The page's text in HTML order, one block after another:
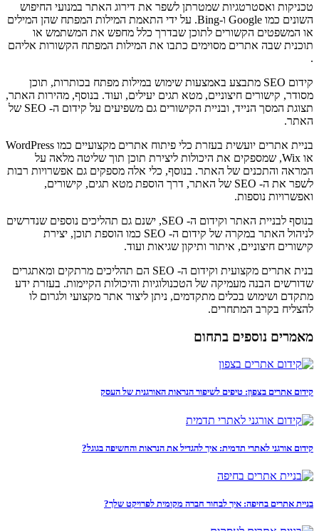
טכניקות ואסטרטגיות שמטרתן לשפר את דירוג האתר במנועי החיפוש
השונים כמו Google ו-Bing. על ידי התאמת המילות המפתח שהן המילים
או המשפטים הקשורים לתוכן שבדרך כלל מחפש את המשתמש או
תוכנית שבה אתרים מסוימים כתבו את המילות המפתח הקשורות אליהם
.
קידום SEO מתבצע באמצעות שימוש במילות מפתח בכותרות, תוכן
מסודר, קישורים חיצוניים, מטא תגים יעילים, ועוד. בנוסף, מהירות האתר,
תצוגת המסך הנייד, ובניית הקישורים גם משפיעים על קידום ה- SEO של
האתר.
בניית אתרים יועשית בעזרת כלי פיתוח אתרים מקצועיים כמו WordPress
או Wix, שמספקים את היכולות ליצירת תוכן תוך שליטה מלאה על
המראה והתכנים של האתר. בנוסף, כלי אלה מספקים גם אפשרויות רבות
לשפר את ה- SEO של האתר, דרך הוספת מטא תגים, קישורים,
ואפשרויות נוספות.
בנוסף לבניית האתר וקידום ה- SEO, ישנם גם תהליכים נוספים שנדרשים
לניהול האתר במקרה של קידום ה- SEO כמו הוספת תוכן, יצירת
קישורים חיצוניים, איתור ותיקון שגיאות ועוד.
בנית אתרים מקצועית וקידום ה- SEO הם תהליכים מרתקים ומאתגרים
שדורשים הבנה מעמיקה של הטכנולוגיות והיכולות הקיימות. בעזרת ידע
מתקדם ושימוש בכלים מתקדמים, ניתן ליצור אתר מקצועי ולגרום לו
להצליח בקרב המתחרים.
מאמרים נוספים בתחום
קידום אתרים בצפון: טיפים לשיפור הנראות האורגנית של העסק
קידום אורגני לאתרי תדמית: איך להגדיל את הנראות והחשיפה בגוגל?
בניית אתרים בחיפה: איך לבחור חברה מקומית לפרויקט שלך?